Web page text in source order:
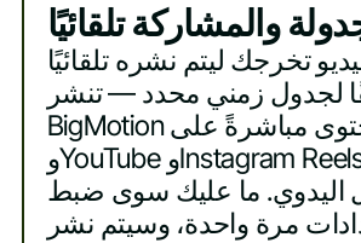
والمشاركة تلقائيًا
تخرجك ليتم نشره تلقائيًا
لجدول زمني محدد — تنشر
BigMotion المحتوى مباشرةً على TikTok
وYouTube وInstagram Reels دون الحاجة
اليدوي. ما عليك سوى ضبط
مرة واحدة، وسيتم نشر